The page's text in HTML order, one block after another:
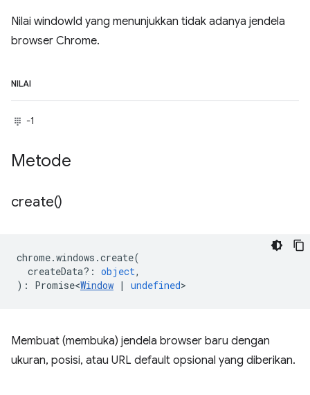
Nilai windowId yang menunjukkan tidak adanya jendela
browser Chrome.
NILAI
-1
Metode
create()
chrome.windows .create(
createData? : object,
) : Promise<Window | undefined>
Membuat (membuka) jendela browser baru dengan
ukuran, posisi, atau URL default opsional yang diberikan.